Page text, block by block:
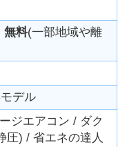
無料(一部地域や離
デル
ジエアコン / ダク
圧) / 省エネの達人